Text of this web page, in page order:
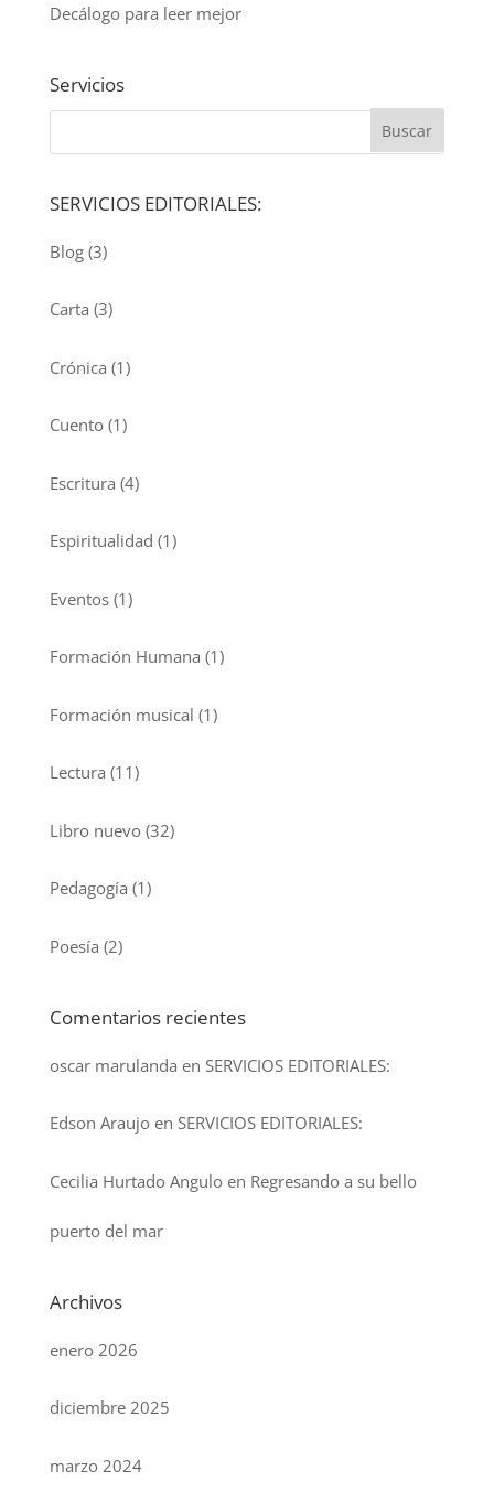
Decálogo para leer mejor
Servicios
SERVICIOS EDITORIALES:
Blog(3)
Carta (3)
Crónica (1)
Cuento(1)
Escritura (4)
Espiritualidad (1)
Eventos(1)
Formación Humana (1)
Formación musical (1)
Lectura (11)
Libro nuevo(32)
Pedagogía (1)
Poesía (2)
Comentarios recientes
oscar marulanda en SERVICIOS EDITORIALES:
Edson Araujoen SERVICIOS EDITORIALES:
Cecilia Hurtado Anguloen Regresando a su bello
puerto del mar
Archivos
enero 2026
diciembre 2025
marzo 2024